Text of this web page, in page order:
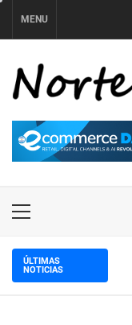
Skip
to
content
MENU
NORTE EN LÍNEA
Primary
ÚLTIMAS
NOTICIAS